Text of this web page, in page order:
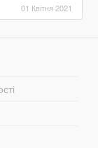
01 Квітня 2021